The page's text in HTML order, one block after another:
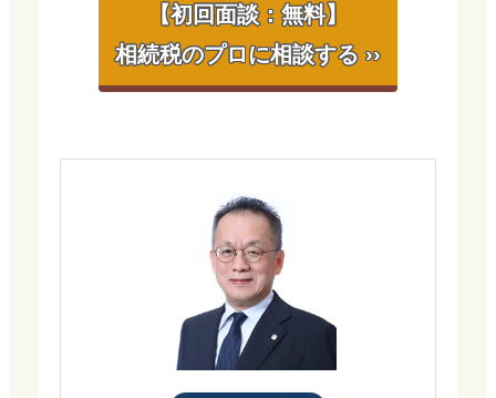
【初回面談：無料】
相続税のプロに相談する ››